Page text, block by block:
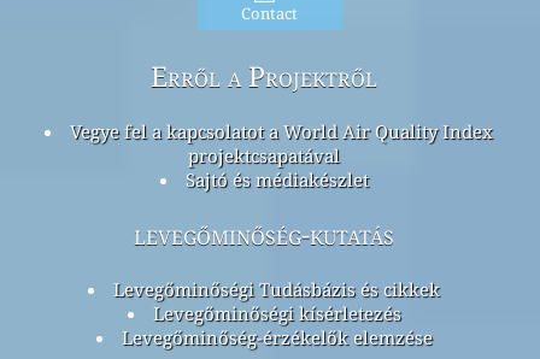
Contact
Erről a Projektről
Vegye fel a kapcsolatot a World Air Quality Index
projektcsapatával
Sajtó és médiakészlet
levegőminőség-kutatás
Levegőminőségi Tudásbázis és cikkek
Levegőminőségi kísérletezés
Levegőminőség-érzékelők elemzése